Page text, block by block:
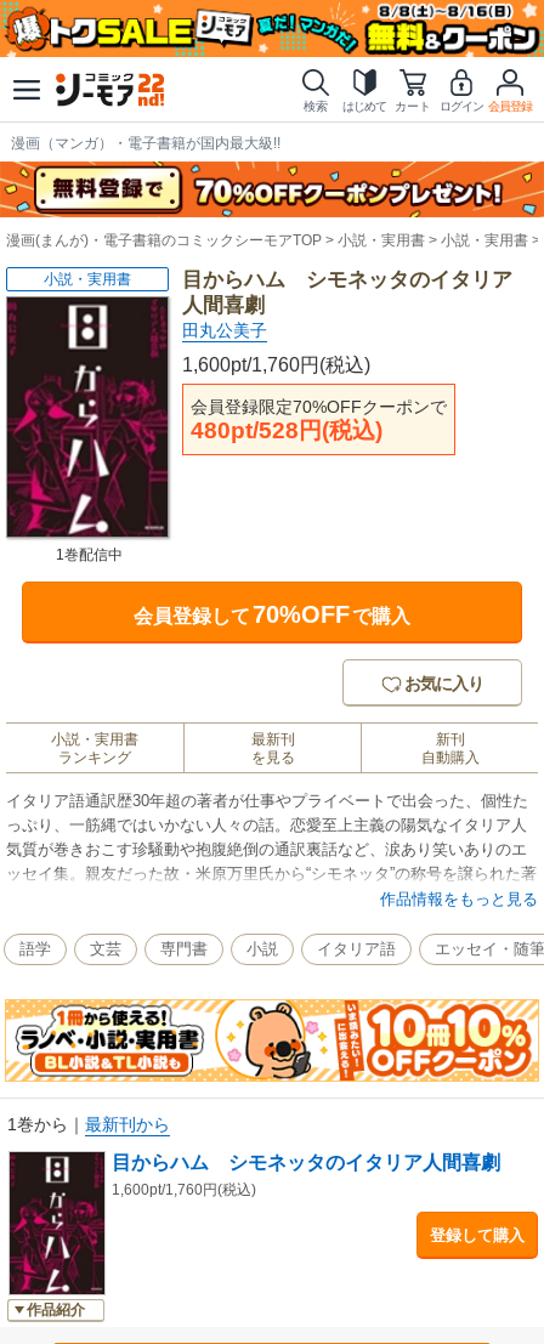
検索 はじめて カート ログイン 会員登録
漫画（マンガ）・電子書籍が国内最大級!!
漫画(まんが)・電子書籍のコミックシーモアTOP 小説・実用書 小説・実用書
目からハム シモネッタのイタリア
人間喜劇
田丸公美子
1,600pt/1,760円(税込)
会員登録限定70%OFFクーポンで
480pt/528円(税込)
小説・実用書
1巻配信中
会員登録して70%OFFで購入
お気に入り
小説・実用書
ランキング
最新刊
を見る
新刊
自動購入
イタリア語通訳歴30年超の著者が仕事やプライベートで出会った、個性た
っぷり、一筋縄ではいかない人々の話。恋愛至上主義の陽気なイタリア人
気質が巻きおこす珍騒動や抱腹絶倒の通訳裏話など、涙あり笑いありのエ
ッセイ集。親友だった故・米原万里氏から“シモネッタ”の称号を譲られた著
者の面目躍如、“知的”下ネタも満載のイタリア流人間喜劇を通じて、イタリ
作品情報をもっと見る
語学 文芸 専門書 小説 イタリア語 エッセイ・随筆
1巻から ｜ 最新刊から
作品紹介
目からハム シモネッタのイタリア人間喜劇
1,600pt/1,760円(税込)
登録して購入